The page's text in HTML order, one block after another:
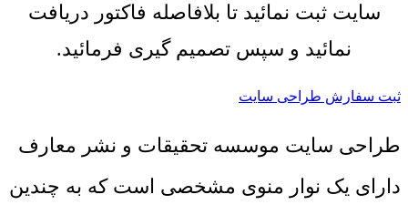
سایت ثبت نمائید تا بلافاصله فاکتور دریافت
نمائید و سپس تصمیم گیری فرمائید.
ثبت سفارش طراحی سایت
طراحی سایت موسسه تحقیقات و نشر معارف
دارای یک نوار منوی مشخصی است که به چندین